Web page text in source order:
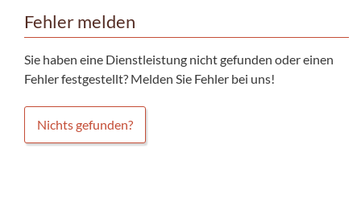
Fehler melden
Sie haben eine Dienstleistung nicht gefunden oder einen
Fehler festgestellt? Melden Sie Fehler bei uns!
Nichts gefunden?